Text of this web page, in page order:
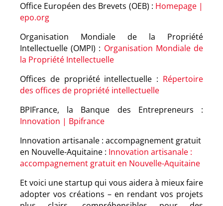
Office Européen des Brevets (OEB) : Homepage |
epo.org
Organisation Mondiale de la Propriété
Intellectuelle (OMPI) : Organisation Mondiale de
la Propriété Intellectuelle
Offices de propriété intellectuelle : Répertoire
des offices de propriété intellectuelle
BPIFrance, la Banque des Entrepreneurs :
Innovation | Bpifrance
Innovation artisanale : accompagnement gratuit
en Nouvelle-Aquitaine : Innovation artisanale :
accompagnement gratuit en Nouvelle-Aquitaine
Et voici une startup qui vous aidera à mieux faire
adopter vos créations – en rendant vos projets